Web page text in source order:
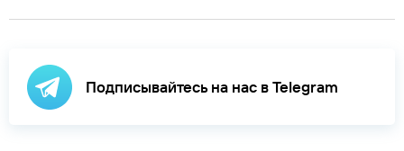
Подписывайтесь на нас в Telegram